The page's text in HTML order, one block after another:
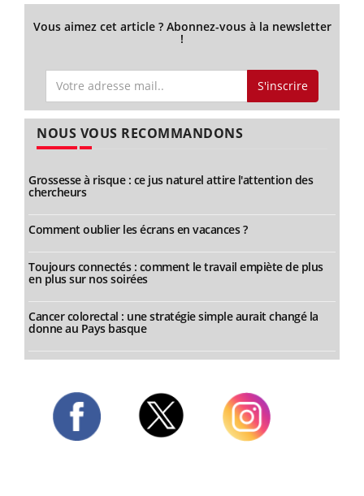
Vous aimez cet article ? Abonnez-vous à la newsletter
!
S'inscrire
NOUS VOUS RECOMMANDONS
Grossesse à risque : ce jus naturel attire l'attention des
chercheurs
Comment oublier les écrans en vacances ?
Toujours connectés : comment le travail empiète de plus
en plus sur nos soirées
Cancer colorectal : une stratégie simple aurait changé la
donne au Pays basque